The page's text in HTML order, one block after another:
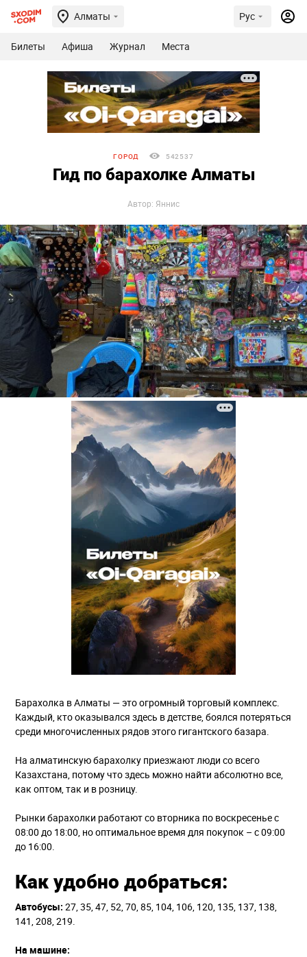
Алматы Рус
Билеты Афиша Журнал Места
ГОРОД 542537
Гид по барахолке Алматы
Автор: Яннис
Барахолка в Алматы — это огромный торговый комплекс.
Каждый, кто оказывался здесь в детстве, боялся потеряться
среди многочисленных рядов этого гигантского базара.
На алматинскую барахолку приезжают люди со всего
Казахстана, потому что здесь можно найти абсолютно все,
как оптом, так и в розницу.
Рынки барахолки работают со вторника по воскресенье с
08:00 до 18:00, но оптимальное время для покупок – с 09:00
до 16:00.
Как удобно добраться:
Автобусы: 27, 35, 47, 52, 70, 85, 104, 106, 120, 135, 137, 138,
141, 208, 219.
На машине: